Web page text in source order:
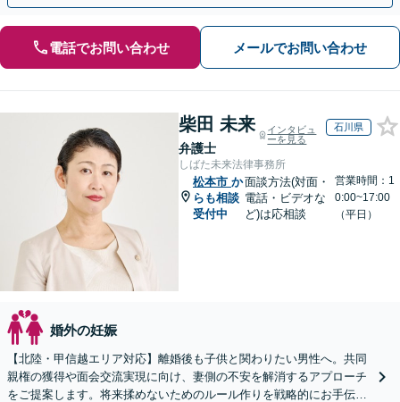
電話でお問い合わせ メールでお問い合わせ
柴田 未来
弁護士
インタビュ
ーを見る
石川県
しばた未来法律事務所
松本市 か
らも相談
受付中
面談方法(対面・
電話・ビデオな
ど)は応相談
営業時間：1
0:00~17:00
（平日）
婚外の妊娠
【北陸・甲信越エリア対応】離婚後も子供と関わりたい男性へ。共同
親権の獲得や面会交流実現に向け、妻側の不安を解消するアプローチ
をご提案します。将来揉めないためのルール作りを戦略的にお手伝い